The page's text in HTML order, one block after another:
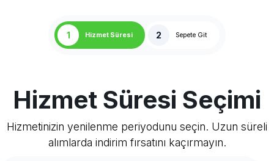
1 Hizmet Süresi 2 Sepete Git
Hizmet Süresi Seçimi
Hizmetinizin yenilenme periyodunu seçin. Uzun süreli
alımlarda indirim fırsatını kaçırmayın.